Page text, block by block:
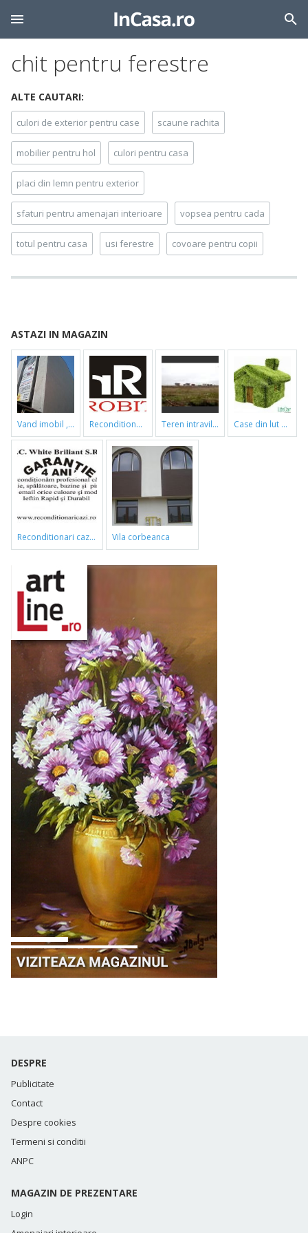
chit pentru ferestre
ALTE CAUTARI:
culori de exterior pentru case scaune rachita
mobilier pentru hol culori pentru casa
placi din lemn pentru exterior
sfaturi pentru amenajari interioare vopsea pentru cada
totul pentru casa usi ferestre covoare pentru copii
ASTAZI IN MAGAZIN
vand imobil ,790m,piata gorjului,pret negociabil reconditionari cazi de baie teren intravilan case din lut si paie
reconditionari cazi de baie vila corbeanca
DESPRE
Publicitate
Contact
Despre cookies
Termeni si conditii
ANPC
MAGAZIN DE PREZENTARE
Login